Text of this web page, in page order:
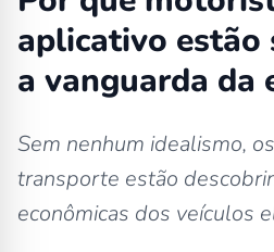
aplicativo estão
a vanguarda da
Sem nenhum idealismo,
transporte estão
econômicas dos veículos